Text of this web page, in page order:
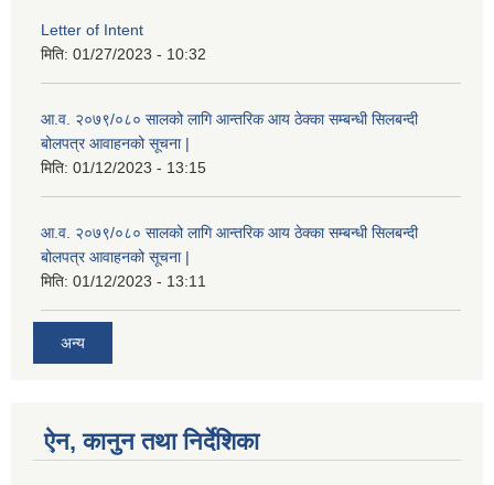
Letter of Intent
मिति: 01/27/2023 - 10:32
आ.व. २०७९/०८० सालको लागि आन्तरिक आय ठेक्का सम्बन्धी सिलबन्दी
बोलपत्र आवाहनको सूचना |
मिति: 01/12/2023 - 13:15
आ.व. २०७९/०८० सालको लागि आन्तरिक आय ठेक्का सम्बन्धी सिलबन्दी
बोलपत्र आवाहनको सूचना |
मिति: 01/12/2023 - 13:11
अन्य
ऐन, कानुन तथा निर्देशिका